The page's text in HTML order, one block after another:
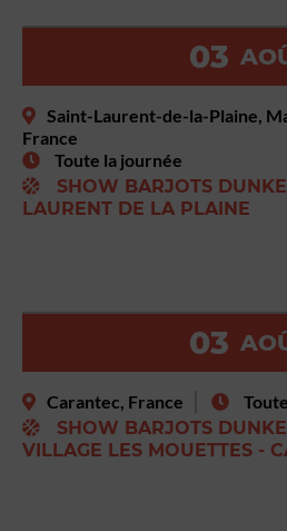
03
Saint-Laurent-de-la-Plaine,
France
Toute la journée
SHOW BARJOTS
LAURENT DE LA PLAINE
03
Carantec, France
SHOW BARJOTS
VILLAGE LES MOUETTES -